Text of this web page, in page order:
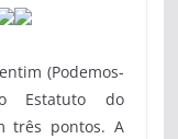
(Podemos-
Estatuto do
três pontos. A